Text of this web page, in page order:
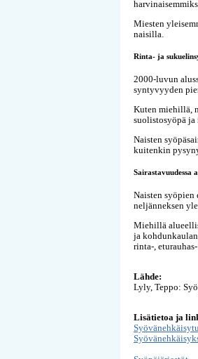
Miesten
naisilla.
Rinta- ja
2000-luvun
syntyvyyden
Kuten miehillä,
suolistosyöpä
Naisten
kuitenkin
Sairastavuudessa
Naisten syöpien
neljänneksen
Miehillä
ja
rinta-,
Lähde:
Lyly, Teppo:
Lisätietoa ja